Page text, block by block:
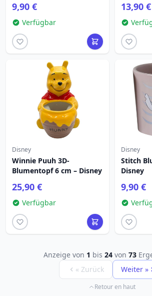
9,90 €
Verfügbar
13,90 €
Disney
Winnie Puuh 3D-
Blumentopf 6 cm – Disney
25,90 €
Verfügbar
Disney
Stitch
Disney
9,90 €
Anzeige von 1 bis 24 von 73
« Zurück
Weiter »
Retour en haut